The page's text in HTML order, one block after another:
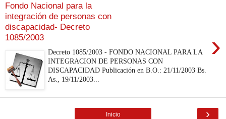
Fondo Nacional para la
integración de personas con
discapacidad- Decreto
1085/2003
›
Decreto 1085/2003 - FONDO NACIONAL PARA LA
INTEGRACION DE PERSONAS CON
DISCAPACIDAD Publicación en B.O.: 21/11/2003 Bs.
As., 19/11/2003...
›
Inicio